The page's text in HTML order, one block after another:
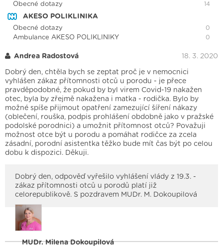
Obecné dotazy 14
AKESO POLIKLINIKA
Obecné dotazy 0
Ambulance AKESO POLIKLINIKY 0
Andrea Radostová 18. 3. 2020
Dobrý den, chtěla bych se zeptat proč je v nemocnici
vyhlášen zákaz přítomnosti otců u porodu - je přece
pravděpodobné, že pokud by byl virem Covid-19 nakažen
otec, byla by zřejmě nakažena i matka - rodička. Bylo by
možné spíše přijmout opatření zamezující šíření nákazy
(oblečení, rouška, podpis prohlášení obdobně jako v pražské
podolské porodnici) a umožnit přítomnost otců? Považuji
možnost otce být u porodu a pomáhat rodičce za zcela
zásadní, porodní asistentka těžko bude mít čas být po celou
dobu k dispozici. Děkuji.
Dobrý den, odpověď vyřešilo vyhlášení vlády z 19.3. -
zákaz přítomnosti otců u porodů platí již
celorepublikově. S pozdravem MUDr. M. Dokoupilová
MUDr. Milena Dokoupilová